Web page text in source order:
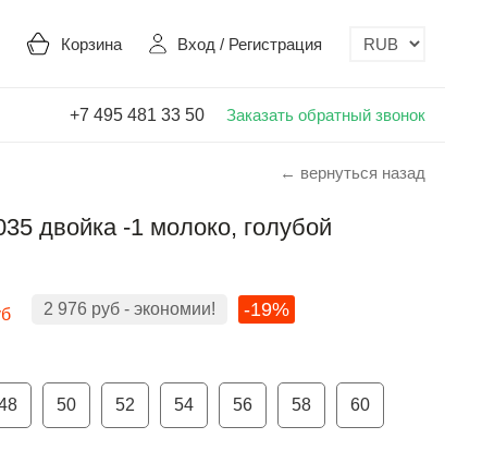
Корзина Вход / Регистрация
+7 495 481 33 50 Заказать обратный звонок
← вернуться назад
двойка -1 молоко, голубой
2 976 руб - экономии! -19%
50 52 54 56 58 60